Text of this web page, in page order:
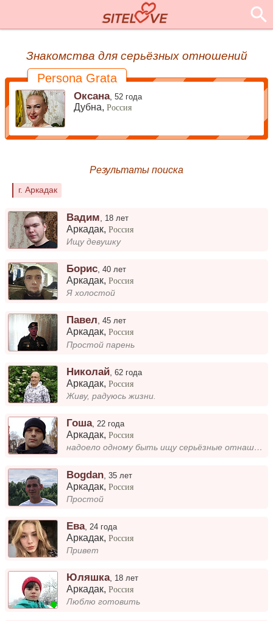
Знакомства для серьёзных отношений
Persona Grata
Оксана,52 года
Дубна,Россия
Результаты поиска
г. Аркадак
Вадим 18 лет
Аркадак,Россия
Ищу девушку
Борис ,40 лет
Аркадак,Россия
Я холостой
Павел,45 лет
Аркадак,Россия
Простой парень
Николай ,62 года
Аркадак,Россия
Живу, радуюсь жизни.
Гоша, 22 года
Аркадак,Россия
надоело одному быть ищу серьёзные отнашения
Bogdan ,35 лет
Аркадак,Россия
Простой
Ева, 24 года
Аркадак,Россия
Привет
Юляшка, 18 лет
Аркадак,Россия
Люблю готовить